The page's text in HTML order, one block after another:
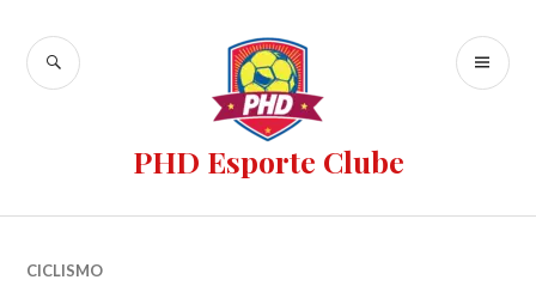
PHD Esporte Clube
CICLISMO